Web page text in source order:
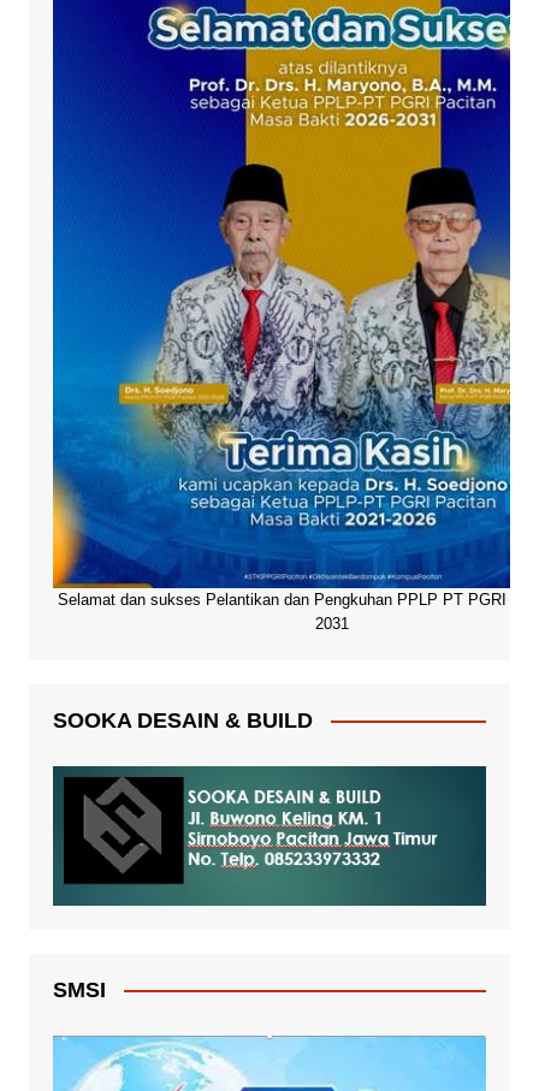
Selamat dan sukses Pelantikan dan Pengkuhan PPLP PT PGRI
2031
SOOKA DESAIN & BUILD
SMSI